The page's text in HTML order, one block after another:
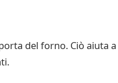
del forno. Ciò aiuta a